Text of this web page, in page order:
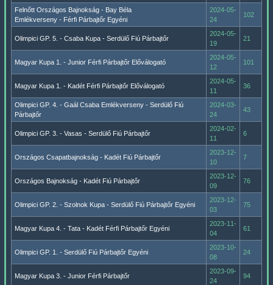
Felnőtt Országos Bajnokság - Bay Béla
Emlékverseny - Férfi Párbajtőr Egyéni
2024-05-
24
102
Olimpici GP. 5. - Csaba Kupa - Serdülő Fiú Párbajtőr
2024-05-
19
21
Magyar Kupa 1. - Junior Férfi Párbajtőr Előválogató
2024-05-
12
101
Magyar Kupa 1. - Kadét Férfi Párbajtőr Előválogató
2024-05-
11
36
Olimpici GP. 4. - Gaál Csaba Emlékverseny - Serdülő Fiú
Párbajtőr
2024-03-
24
43
Olimpici GP. 3. - Vasas - Serdülő Fiú Párbajtőr
2024-02-
11
6
Országos Csapatbajnokság - Kadét Fiú Párbajtőr
2023-12-
10
7
Országos Bajnokság - Kadét Fiú Párbajtőr
2023-12-
09
76
Olimpici GP. 2. - Szolnok Kupa - Serdülő Fiú Párbajtőr Egyéni
2023-12-
03
75
Magyar Kupa 4. - Tata - Kadét Férfi Párbajtőr Egyéni
2023-11-
04
61
Olimpici GP. 1. - Serdülő Fiú Párbajtőr Egyéni
2023-10-
08
24
Magyar Kupa 3. - Junior Férfi Párbajtőr
2023-09-
24
94